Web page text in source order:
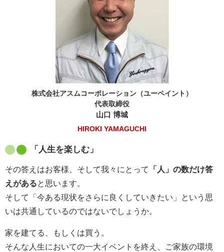
株式会社アスムコーポレーション（ユーペイント）
代表取締役
山口 博城
HIROKI YAMAGUCHI
「人生を楽しむ」
その答えはお客様、そして我々にとって
「人」の数だけ答
えがあると思います。
そして「今ある現状をさらに良くしていきたい」という思
いは共通しているのではないでしょうか。
家を建てる、もしくは買う。
そんな人生においての一大イベントを終え、ご家族の環境